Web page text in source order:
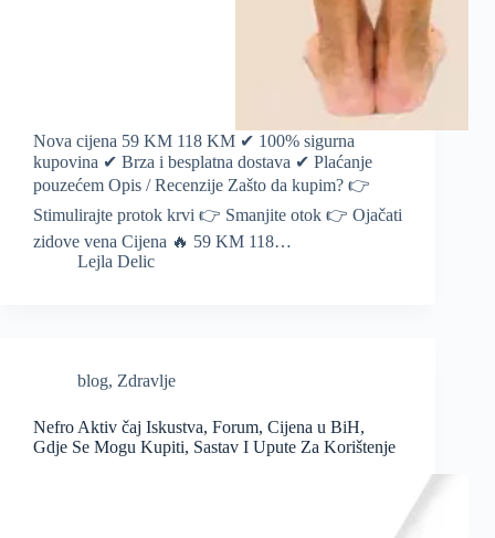
Nova cijena 59 KM 118 KM ✔ 100% sigurna
kupovina ✔ Brza i besplatna dostava ✔ Plaćanje
pouzećem Opis / Recenzije Zašto da kupim? 👉
Stimulirajte protok krvi 👉 Smanjite otok 👉 Ojačati
zidove vena Cijena 🔥 59 KM 118…
Lejla Delic
blog, Zdravlje
Nefro Aktiv čaj Iskustva, Forum, Cijena u BiH,
Gdje Se Mogu Kupiti, Sastav I Upute Za Korištenje